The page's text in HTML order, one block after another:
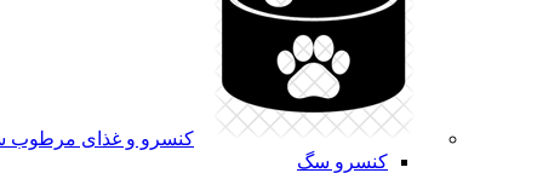
کنسرو و غذای
کنسرو سگ